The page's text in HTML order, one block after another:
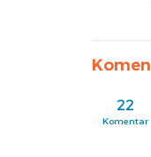
22
Komentar